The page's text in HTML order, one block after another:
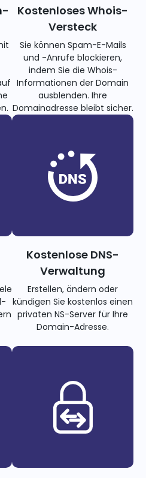
Kostenloses Whois-
Versteck
Sie können Spam-E-Mails
und -Anrufe blockieren,
indem Sie die Whois-
Informationen der Domain
ausblenden. Ihre
Domainadresse bleibt sicher.
Kostenlose DNS-
Verwaltung
Erstellen, ändern oder
kündigen Sie kostenlos einen
privaten NS-Server für Ihre
Domain-Adresse.